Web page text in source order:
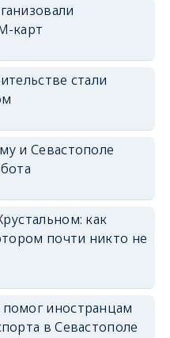
карт
стали
и Севастополе
как
почти никто не
иностранцам
в Севастополе